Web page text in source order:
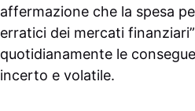
affermazione che la spesa
erratici dei mercati
quotidianamente le
incerto e volatile.